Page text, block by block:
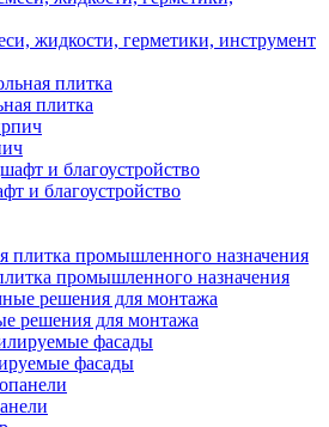
жидкости, герметики, инструмент
плитка
и благоустройство
промышленного назначения
решения для монтажа
фасады